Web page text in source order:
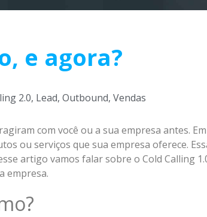
e agora?
2.0, Lead, Outbound, Vendas
com você ou a sua empresa antes. Em
ou serviços que sua empresa oferece.
artigo vamos falar sobre o Cold Calling
empresa.